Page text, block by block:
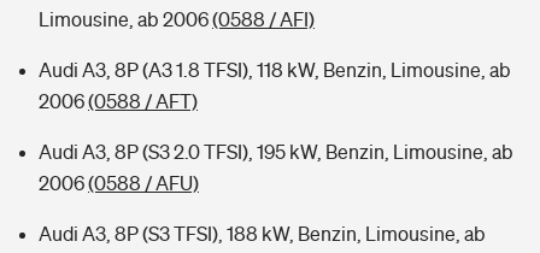
Limousine, ab 2006(0588 / AFI)
Audi A3, 8P (A3 1.8 TFSI), 118 kW, Benzin, Limousine, ab
2006(0588 / AFT)
Audi A3, 8P (S3 2.0 TFSI), 195 kW, Benzin, Limousine, ab
2006(0588 / AFU)
Audi A3, 8P (S3 TFSI), 188 kW, Benzin, Limousine, ab